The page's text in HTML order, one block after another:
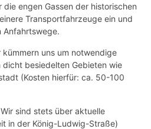
die engen Gassen der historischen
Transportfahrzeuge ein und
Anfahrtswege.
kümmern uns um notwendige
besiedelten Gebieten wie
(Kosten hierfür: ca. 50-100
Wir sind stets über aktuelle
in der König-Ludwig-Straße)